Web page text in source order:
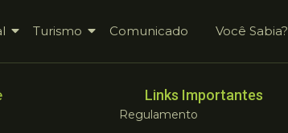
Turismo Comunicado Você Sabia?
Links Importantes
Regulamento